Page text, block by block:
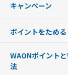
イオン銀行ATM設置
キャンペーン
ポイントをためる
ポイントの有効期
WAONポイント
法